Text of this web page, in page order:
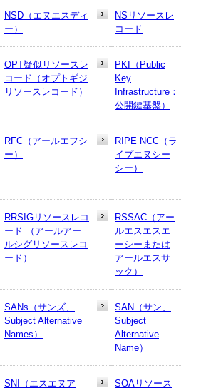
NSD（エヌエスディ
ー）
NSリソースレ
コード
OPT疑似リソースレ
コード（オプトギジ
リソースレコード）
PKI（Public
Key
Infrastructure：
公開鍵基盤）
RFC（アールエフシ
ー）
RIPE NCC（ラ
イプエヌシー
シー）
RRSIGリソースレコ
ード （アールアー
ルシグリソースレコ
ード）
RSSAC（アー
ルエスエスエ
ーシーまたは
アールエスサ
ック）
SANs（サンズ、
Subject Alternative
Names）
SAN（サン、
Subject
Alternative
Name）
SNI（エスエヌア SOAリソース